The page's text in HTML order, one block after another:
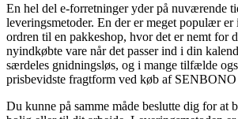
En hel del e-forretninger yder på nuværende
leveringsmetoder. En der er meget populær er
ordren til en pakkeshop, hvor det er nemt for
nyindkøbte vare når det passer ind i din
særdeles gnidningsløs, og i mange tilfælde
prisbevidste fragtform ved køb af
Du kunne på samme måde beslutte dig for at